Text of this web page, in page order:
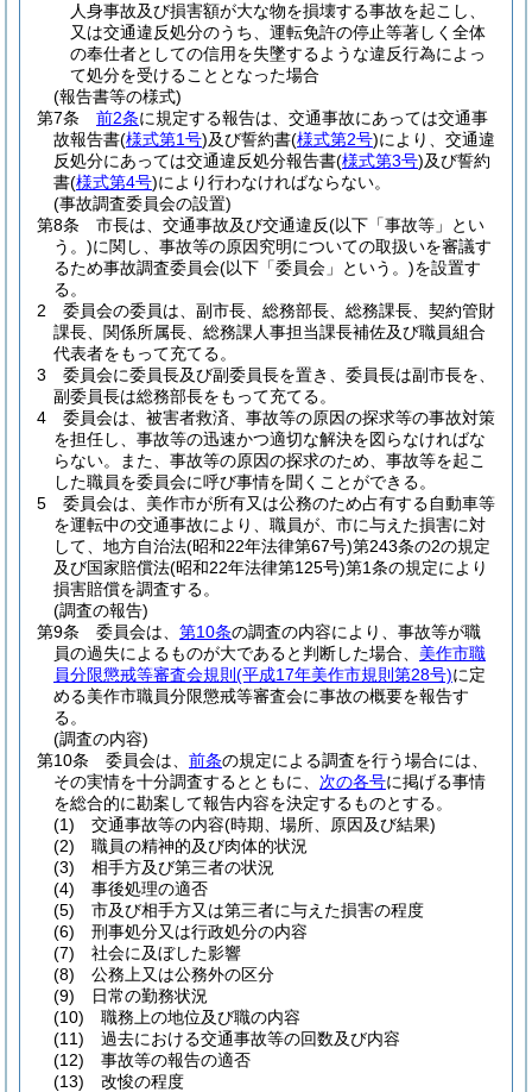
人身事故及び損害額が大な物を損壊する事故を起こし、
又は交通違反処分のうち、運転免許の停止等著しく全体
の奉仕者としての信用を失墜するような違反行為によっ
て処分を受けることとなった場合
(報告書等の様式)
第7条
前2条に規定する報告は、交通事故にあっては交通事
故報告書(様式第1号)及び誓約書(様式第2号)により、交通違
反処分にあっては交通違反処分報告書(様式第3号)及び誓約
書(様式第4号)により行わなければならない。
(事故調査委員会の設置)
第8条
市長は、交通事故及び交通違反(以下「事故等」とい
う。)に関し、事故等の原因究明についての取扱いを審議す
るため事故調査委員会(以下「委員会」という。)を設置す
る。
2
委員会の委員は、副市長、総務部長、総務課長、契約管財
課長、関係所属長、総務課人事担当課長補佐及び職員組合
代表者をもって充てる。
3
委員会に委員長及び副委員長を置き、委員長は副市長を、
副委員長は総務部長をもって充てる。
4
委員会は、被害者救済、事故等の原因の探求等の事故対策
を担任し、事故等の迅速かつ適切な解決を図らなければな
らない。
また、事故等の原因の探求のため、事故等を起こ
した職員を委員会に呼び事情を聞くことができる。
5
委員会は、美作市が所有又は公務のため占有する自動車等
を運転中の交通事故により、職員が、市に与えた損害に対
して、地方自治法(昭和22年法律第67号)第243条の2の規定
及び国家賠償法(昭和22年法律第125号)第1条の規定により
損害賠償を調査する。
(調査の報告)
第9条
委員会は、 第10条の調査の内容により、事故等が職
員の過失によるものが大であると判断した場合、 美作市職
員分限懲戒等審査会規則 (平成17年美作市規則第28号)に定
める美作市職員分限懲戒等審査会に事故の概要を報告す
る。
(調査の内容)
第10条
委員会は、 前条の規定による調査を行う場合には、
その実情を十分調査するとともに、 次の各号に掲げる事情
を総合的に勘案して報告内容を決定するものとする。
(1)
交通事故等の内容(時期、場所、原因及び結果)
(2)
職員の精神的及び肉体的状況
(3)
相手方及び第三者の状況
(4)
事後処理の適否
(5)
市及び相手方又は第三者に与えた損害の程度
(6)
刑事処分又は行政処分の内容
(7)
社会に及ぼした影響
(8)
公務上又は公務外の区分
(9)
日常の勤務状況
(10)
職務上の地位及び職の内容
(11)
過去における交通事故等の回数及び内容
(12)
事故等の報告の適否
(13)
改悛の程度